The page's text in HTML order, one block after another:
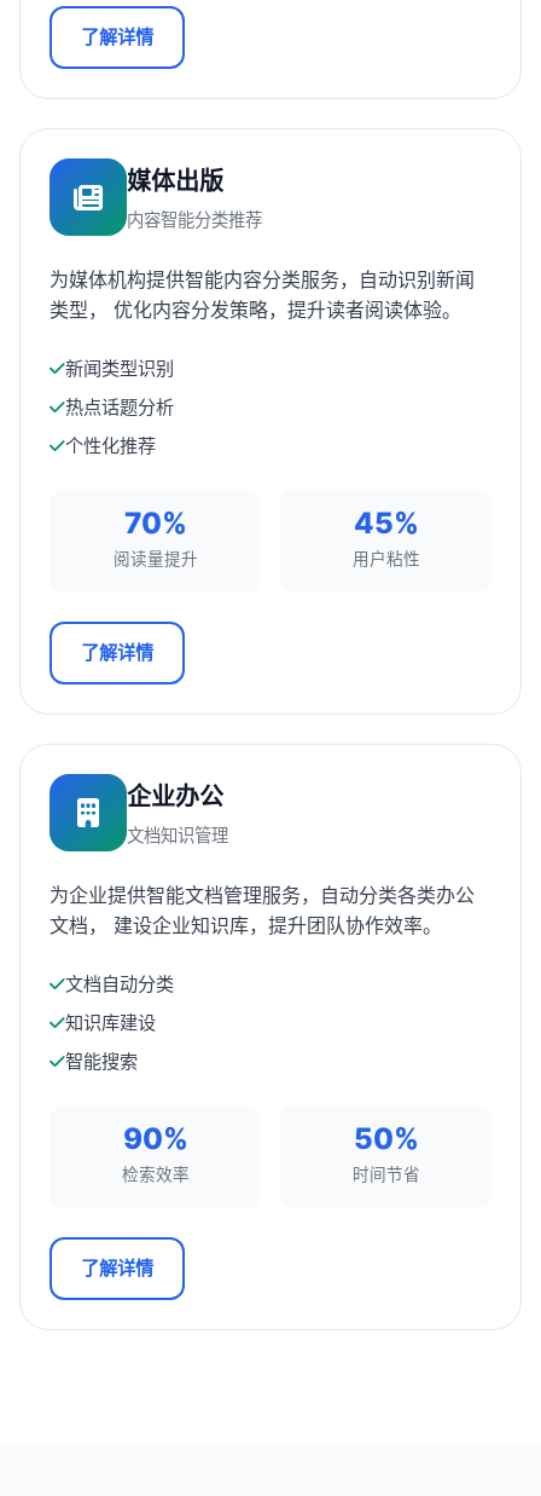
了解详情
媒体出版
内容智能分类推荐
为媒体机构提供智能内容分类服务，自动识别新闻
类型， 优化内容分发策略，提升读者阅读体验。
新闻类型识别
热点话题分析
个性化推荐
70%
阅读量提升
45%
用户粘性
了解详情
企业办公
文档知识管理
为企业提供智能文档管理服务，自动分类各类办公
文档， 建设企业知识库，提升团队协作效率。
文档自动分类
知识库建设
智能搜索
90%
检索效率
50%
时间节省
了解详情